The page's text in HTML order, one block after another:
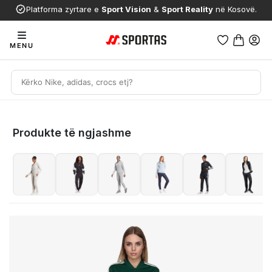
Platforma zyrtare e Sport Vision & Sport Reality në Kosovë.
MENU
Produkte të ngjashme